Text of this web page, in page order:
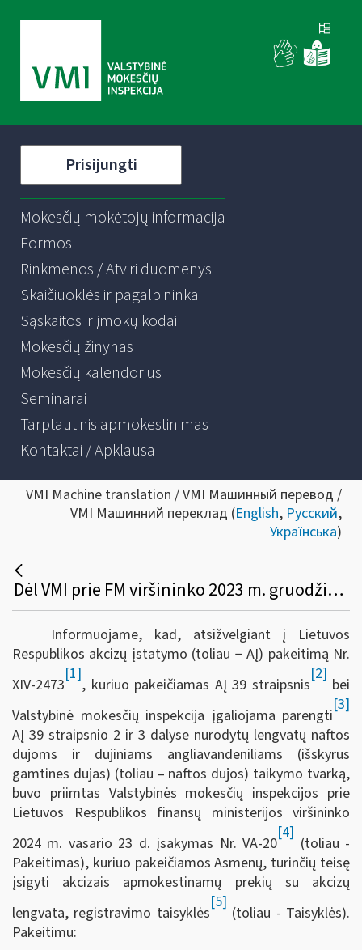
Prisijungti
Mokesčių mokėtojų informacija
Formos
Rinkmenos / Atviri duomenys
Skaičiuoklės ir pagalbininkai
Sąskaitos ir įmokų kodai
Mokesčių žinynas
Mokesčių kalendorius
Seminarai
Tarptautinis apmokestinimas
Kontaktai / Apklausa
VMI Machine translation / VMI Машинный перевод /
VMI Машинний переклад (English, Русский,
Українська)
Dėl VMI prie FM viršininko 2023 m. gruodžio 27 d. įsakymo Nr. VA-99 pakeitimo
Informuojame, kad, atsižvelgiant į Lietuvos
Respublikos akcizų įstatymo (toliau − AĮ) pakeitimą Nr.
XIV-2473
[1]
, kuriuo pakeičiamas AĮ 39 straipsnis
[2]
bei
Valstybinė mokesčių inspekcija įgaliojama parengti
[3]
AĮ 39 straipsnio 2 ir 3 dalyse nurodytų lengvatų naftos
dujoms ir dujiniams angliavandeniliams (išskyrus
gamtines dujas) (toliau – naftos dujos) taikymo tvarką,
buvo priimtas Valstybinės mokesčių inspekcijos prie
Lietuvos Respublikos finansų ministerijos viršininko
2024 m. vasario 23 d. įsakymas Nr. VA-20
[4]
(toliau -
Pakeitimas), kuriuo pakeičiamos Asmenų, turinčių teisę
įsigyti akcizais apmokestinamų prekių su akcizų
lengvata, registravimo taisyklės
[5]
(toliau - Taisyklės).
Pakeitimu: